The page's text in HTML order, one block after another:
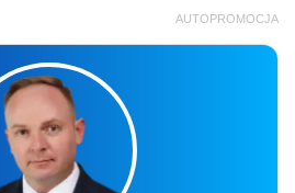
AUTOPROMOCJA